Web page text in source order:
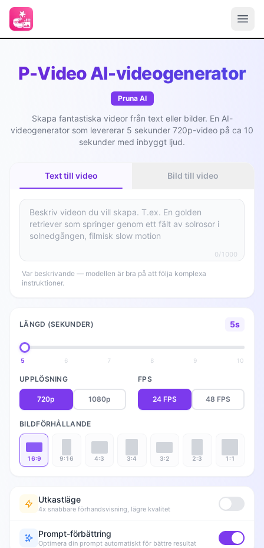
P-Video AI-videogenerator
Pruna AI
Skapa fantastiska videor från text eller bilder. En AI-
videogenerator som levererar 5 sekunder 720p-video på ca 10
sekunder med inbyggt ljud.
Text till video Bild till video
0/1000
Var beskrivande — modellen är bra på att följa komplexa
instruktioner.
LÄNGD (SEKUNDER) 5s
5 6 7 8 9 10
UPPLÖSNING
720p 1080p
FPS
24 FPS 48 FPS
BILDFÖRHÅLLANDE
16:9 9:16 4:3 3:4 3:2 2:3 1:1
Utkastläge
4x snabbare förhandsvisning, lägre kvalitet
Prompt-förbättring
Optimera din prompt automatiskt för bättre resultat